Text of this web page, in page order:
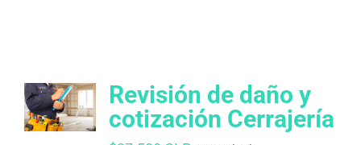
Revisión de daño y
cotización Cerrajería